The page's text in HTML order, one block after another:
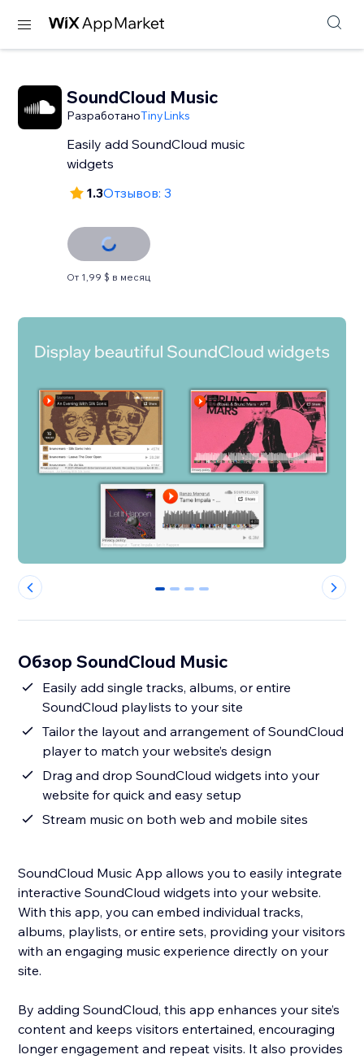
SoundCloud Music
РазработаноTinyLinks
Easily add SoundCloud music
widgets
1.3Отзывов: 3
От 1,99 $ в месяц
0 1 2 3
Обзор SoundCloud Music
Easily add single tracks, albums, or entire
SoundCloud playlists to your site
Tailor the layout and arrangement of SoundCloud
player to match your website’s design
Drag and drop SoundCloud widgets into your
website for quick and easy setup
Stream music on both web and mobile sites
SoundCloud Music App allows you to easily integrate
interactive SoundCloud widgets into your website.
With this app, you can embed individual tracks,
albums, playlists, or entire sets, providing your visitors
with an engaging music experience directly on your
site.
By adding SoundCloud, this app enhances your site’s
content and keeps visitors entertained, encouraging
longer engagement and repeat visits. It also provides